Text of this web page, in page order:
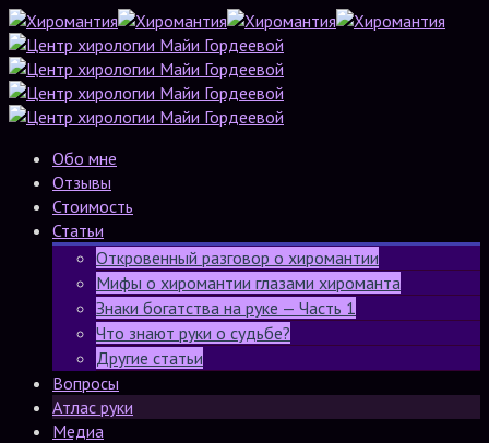
Обо мне
Отзывы
Стоимость
Статьи
Откровенный разговор о хиромантии
Мифы о хиромантии глазами хироманта
Знаки богатства на руке — Часть 1
Что знают руки о судьбе?
Другие статьи
Вопросы
Атлас руки
Медиа